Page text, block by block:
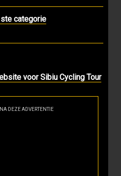
categorie
voor Sibiu Cycling Tour
NA DEZE ADVERTENTIE